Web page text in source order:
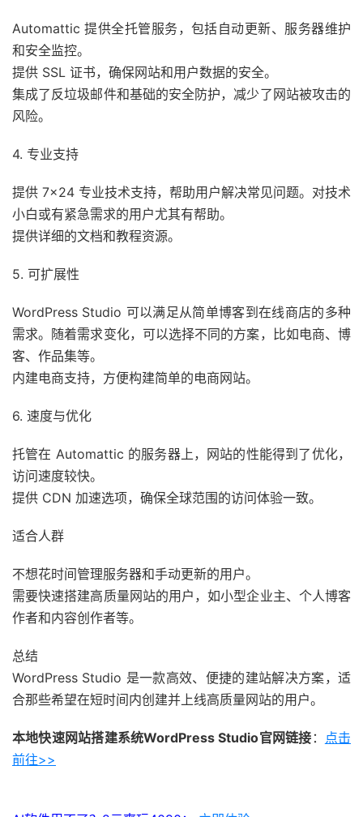
Automattic 提供全托管服务，包括自动更新、服务器维护
和安全监控。
提供 SSL 证书，确保网站和用户数据的安全。
集成了反垃圾邮件和基础的安全防护，减少了网站被攻击的
风险。
4. 专业支持
提供 7×24 专业技术支持，帮助用户解决常见问题。对技术
小白或有紧急需求的用户尤其有帮助。
提供详细的文档和教程资源。
5. 可扩展性
WordPress Studio 可以满足从简单博客到在线商店的多种
需求。随着需求变化，可以选择不同的方案，比如电商、博
客、作品集等。
内建电商支持，方便构建简单的电商网站。
6. 速度与优化
托管在 Automattic 的服务器上，网站的性能得到了优化，
访问速度较快。
提供 CDN 加速选项，确保全球范围的访问体验一致。
适合人群
不想花时间管理服务器和手动更新的用户。
需要快速搭建高质量网站的用户，如小型企业主、个人博客
作者和内容创作者等。
总结
WordPress Studio 是一款高效、便捷的建站解决方案，适
合那些希望在短时间内创建并上线高质量网站的用户。
本地快速网站搭建系统WordPress Studio官网链接 ：
点击
前往>>